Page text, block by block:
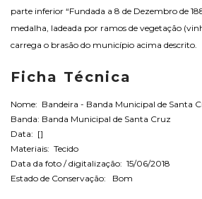
parte inferior “Fundada a 8 de Dezembro de
medalha, ladeada por ramos de vegetação
carrega o brasão do município acima descrito.
Ficha Técnica
Nome: Bandeira - Banda Municipal de Santa
Banda: Banda Municipal de Santa Cruz
Data: []
Materiais: Tecido
Data da foto / digitalização: 15/06/2018
Estado de Conservação: Bom